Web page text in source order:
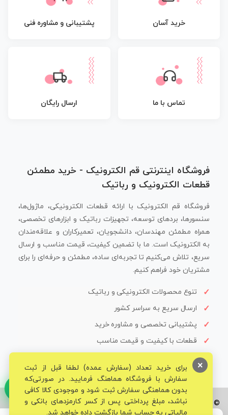
خرید آسان پشتیبانی و مشاوره فنی
تماس با ما ارسال رایگان
فروشگاه اینترنتی قم الکترونیک - خرید مطمئن
قطعات الکترونیک و رباتیک
فروشگاه قم الکترونیک با ارائه قطعات الکترونیکی، ماژول‌ها،
سنسورها، بردهای توسعه، تجهیزات رباتیک و ابزارهای تخصصی،
همراه مطمئن مهندسان، دانشجویان، تعمیرکاران و علاقه‌مندان
به الکترونیک است. ما با تضمین کیفیت، قیمت مناسب و ارسال
سریع، تلاش می‌کنیم تا تجربه‌ای ساده، مطمئن و حرفه‌ای را برای
مشتریان خود فراهم کنیم.
تنوع محصولات الکترونیکی و رباتیک
ارسال سریع به سراسر کشور
پشتیبانی تخصصی و مشاوره خرید
قطعات با کیفیت و قیمت مناسب
© تمامی حقوق برای فروشگاه تخصصی قم الکترونیک محفوظ می‌باشد.
برای خرید تعداد (سفارش عمده) لطفا قبل از ثبت
سفارش با فروشگاه هماهنگ فرمایید. در صورتی‌که
بدون هماهنگی سفارش ثبت شود و موجودی کالا کافی
نباشد، مبلغ پرداختی پس از کسر کارمزدهای بانکی و
مالیاتی به حساب شما بازگشت داده خواهد شد.
×